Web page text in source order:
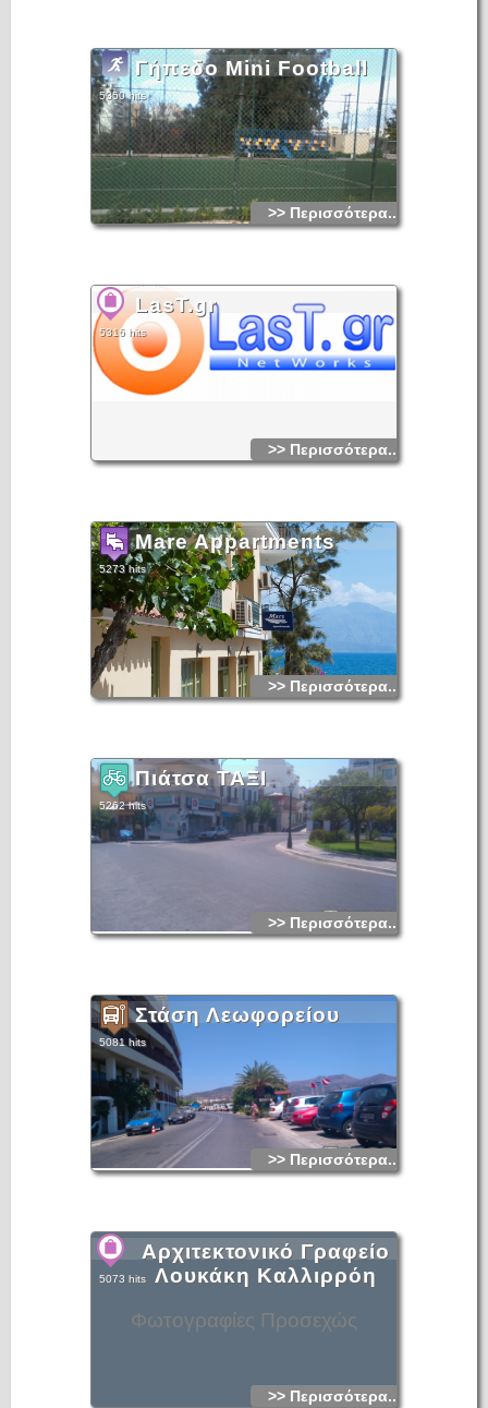
Γήπεδο Mini Football
5350 hits
>> Περισσότερα...
LasT.gr
5316 hits
>> Περισσότερα...
Mare Appartments
5273 hits
>> Περισσότερα...
Πιάτσα ΤΑΞΙ
5262 hits
>> Περισσότερα...
Στάση Λεωφορείου
5081 hits
>> Περισσότερα...
Φωτογραφίες Προσεχώς
Αρχιτεκτονικό Γραφείο
Λουκάκη Καλλιρρόη
5073 hits
>> Περισσότερα...